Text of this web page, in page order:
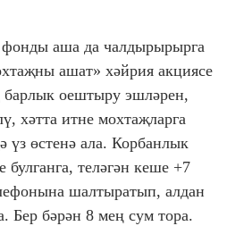
аша да чалдырырырга
ашат» хәйрия акциясе
оештыру эшләрен,
хәтта итне мохтаҗларга
үз өстенә ала. Корбанлык
теләгән кеше +7
шалтыратып, алдан
Бер бәрән 8 мең сум тора.